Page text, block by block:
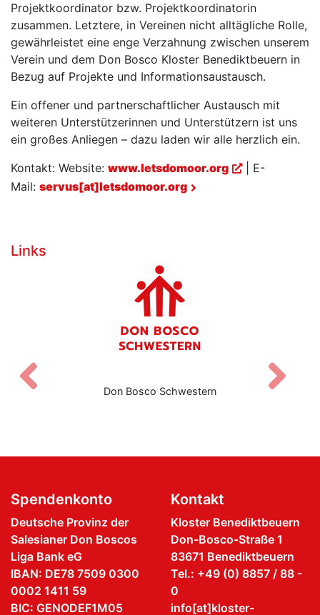
Projektkoordinator bzw. Projektkoordinatorin
zusammen. Letztere, in Vereinen nicht alltägliche Rolle,
gewährleistet eine enge Verzahnung zwischen unserem
Verein und dem Don Bosco Kloster Benediktbeuern in
Bezug auf Projekte und Informationsaustausch.
Ein offener und partnerschaftlicher Austausch mit
weiteren Unterstützerinnen und Unterstützern ist uns
ein großes Anliegen – dazu laden wir alle herzlich ein.
Kontakt: Website: www.letsdomoor.org
| E-
Mail: servus[at]letsdomoor.org
Links
Don Bosco SchwesternZurück
Spendenkonto
Deutsche Provinz der
Salesianer Don Boscos
Liga Bank eG
IBAN: DE78 7509 0300
0002 1411 59
BIC: GENODEF1M05
Kontakt
Kloster Benediktbeuern
Don-Bosco-Straße 1
83671 Benediktbeuern
Tel.: +49 (0) 8857 / 88 -
0
info[at]kloster-